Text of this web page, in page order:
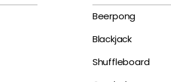
Beerpong
Blackjack
Shuffleboard